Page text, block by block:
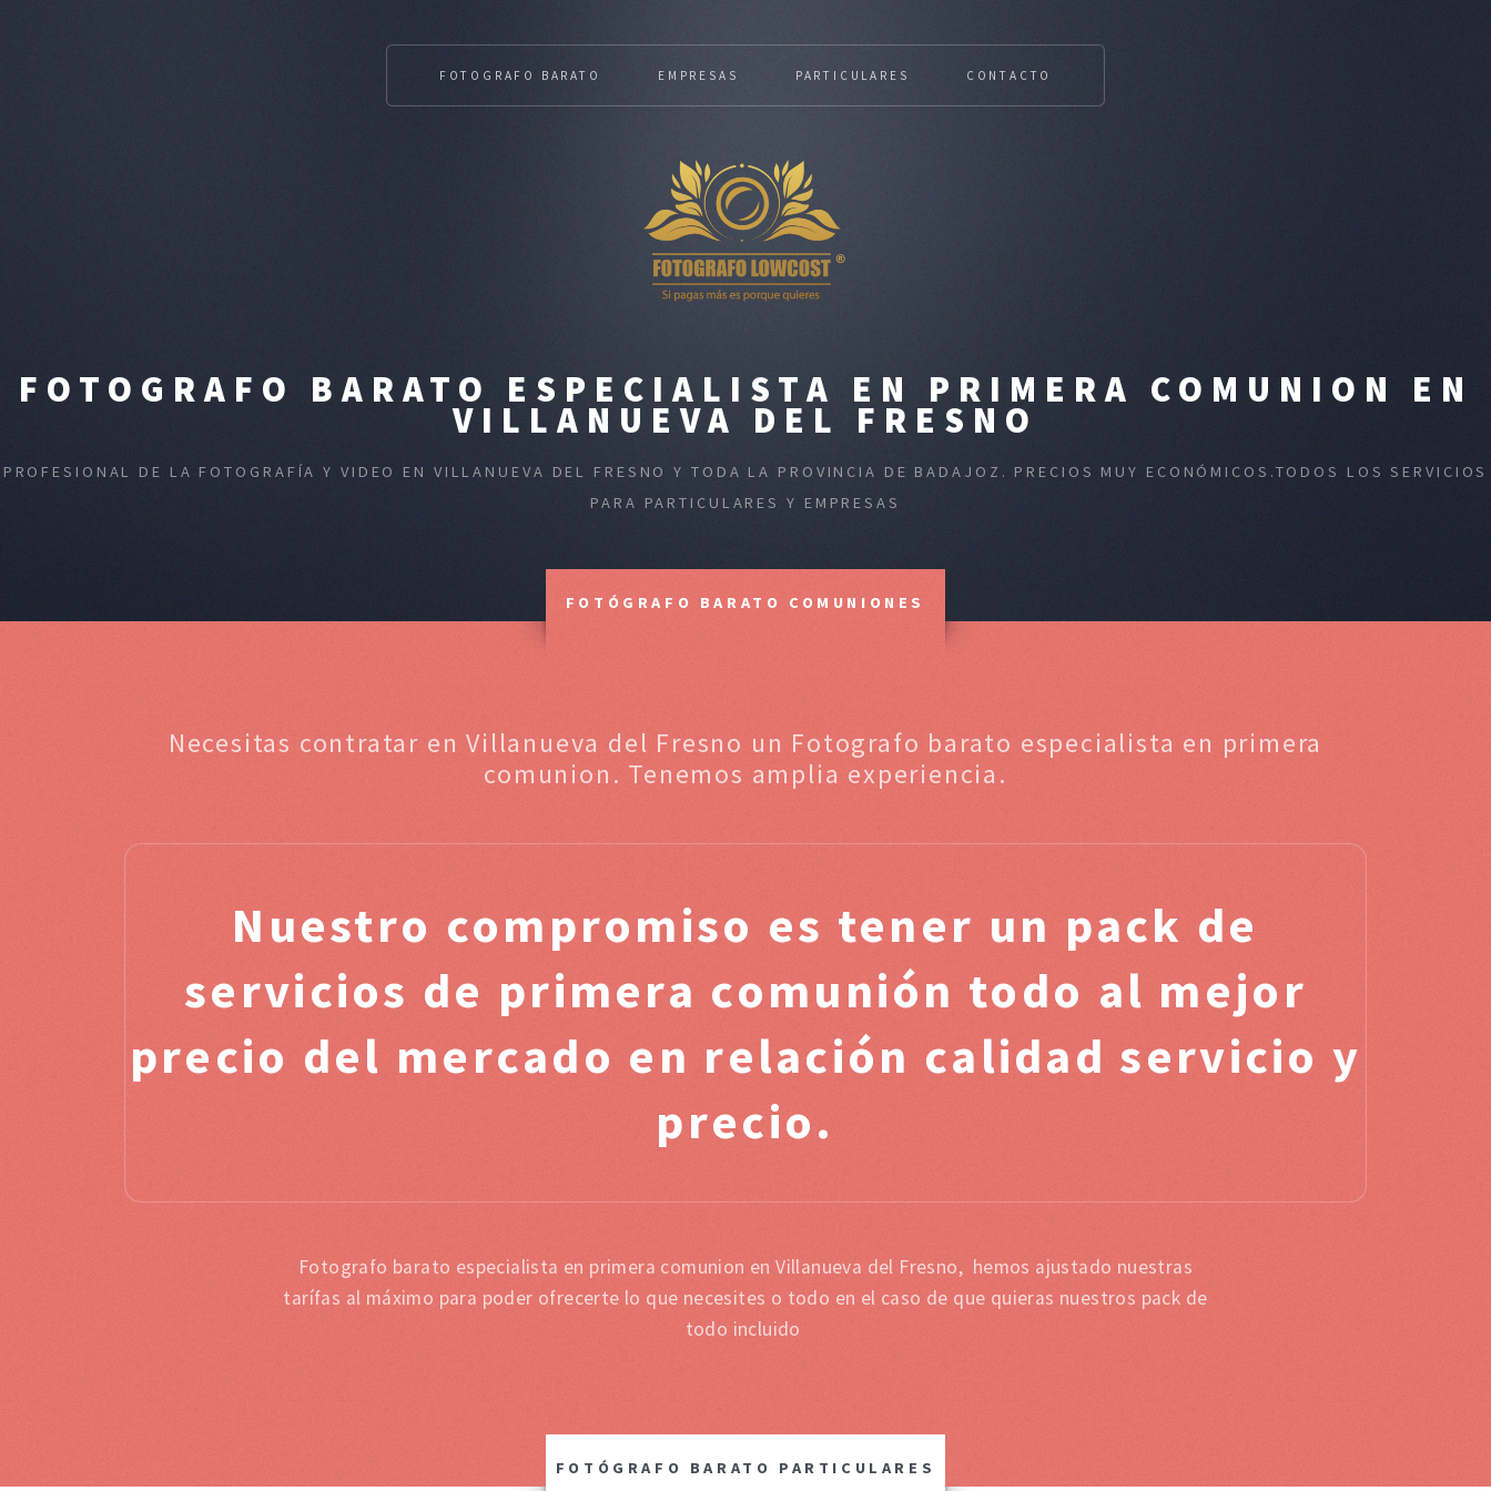
FOTOGRAFO BARATO ESPECIALISTA EN PRIMERA COMUNION EN
VILLANUEVA DEL FRESNO
PROFESIONAL DE LA FOTOGRAFÍA Y VIDEO EN VILLANUEVA DEL FRESNO Y TODA LA PROVINCIA DE BADAJOZ. PRECIOS MUY ECONÓMICOS.TODOS LOS SERVICIOS
PARA PARTICULARES Y EMPRESAS
FOTOGRAFO BARATO EMPRESAS PARTICULARES CONTACTO
FOTÓGRAFO BARATO COMUNIONES
Necesitas contratar en Villanueva del Fresno un Fotografo barato especialista en primera
comunion. Tenemos amplia experiencia.
Nuestro compromiso es tener un pack de
servicios de primera comunión todo al mejor
precio del mercado en relación calidad servicio y
precio.
Fotografo barato especialista en primera comunion en Villanueva del Fresno, hemos ajustado nuestras
tarífas al máximo para poder ofrecerte lo que necesites o todo en el caso de que quieras nuestros pack de
todo incluido
FOTÓGRAFO BARATO PARTICULARES